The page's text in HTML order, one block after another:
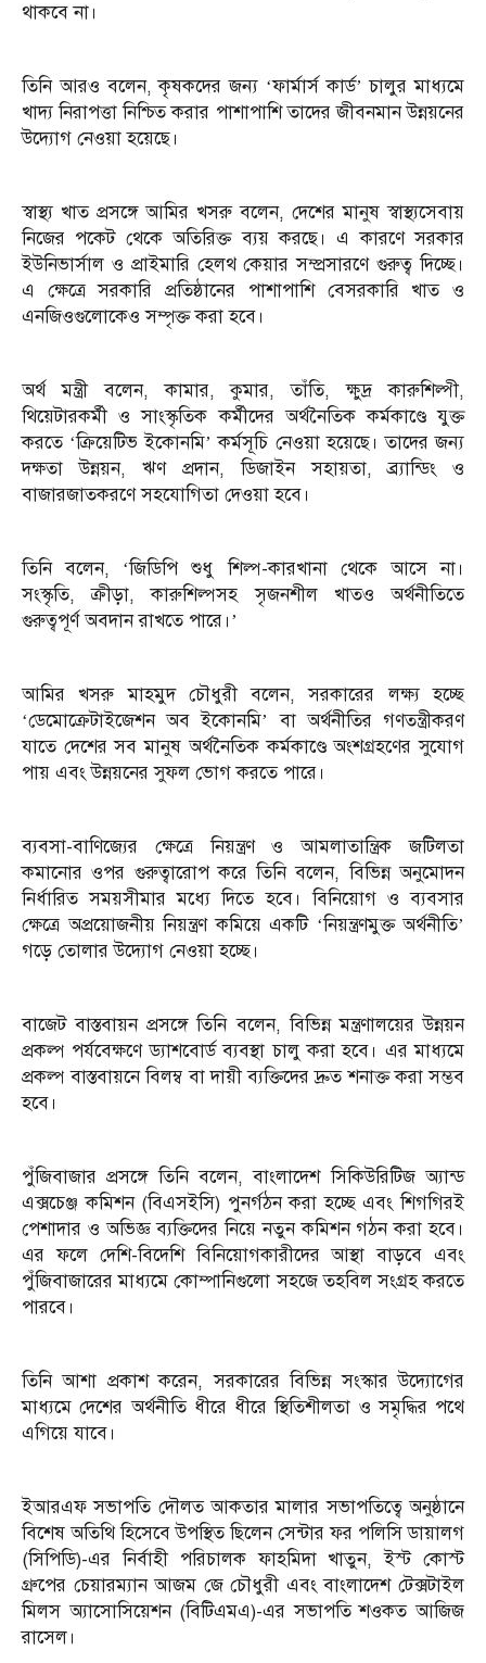
থাকবে না।
তিনি আরও বলেন, কৃষকদের জন্য ‘ফার্মার্স কার্ড’ চালুর মাধ্যমে
খাদ্য নিরাপত্তা নিশ্চিত করার পাশাপাশি তাদের জীবনমান উন্নয়নের
উদ্যোগ নেওয়া হয়েছে।
স্বাস্থ্য খাত প্রসঙ্গে আমির খসরু বলেন, দেশের মানুষ স্বাস্থ্যসেবায়
নিজের পকেট থেকে অতিরিক্ত ব্যয় করছে। এ কারণে সরকার
ইউনিভার্সাল ও প্রাইমারি হেলথ কেয়ার সম্প্রসারণে গুরুত্ব দিচ্ছে।
এ ক্ষেত্রে সরকারি প্রতিষ্ঠানের পাশাপাশি বেসরকারি খাত ও
এনজিওগুলোকেও সম্পৃক্ত করা হবে।
অর্থ মন্ত্রী বলেন, কামার, কুমার, তাঁতি, ক্ষুদ্র কারুশিল্পী,
থিয়েটারকর্মী ও সাংস্কৃতিক কর্মীদের অর্থনৈতিক কর্মকাণ্ডে যুক্ত
করতে ‘ক্রিয়েটিভ ইকোনমি’ কর্মসূচি নেওয়া হয়েছে। তাদের জন্য
দক্ষতা উন্নয়ন, ঋণ প্রদান, ডিজাইন সহায়তা, ব্র্যান্ডিং ও
বাজারজাতকরণে সহযোগিতা দেওয়া হবে।
তিনি বলেন, ‘জিডিপি শুধু শিল্প-কারখানা থেকে আসে না।
সংস্কৃতি, ক্রীড়া, কারুশিল্পসহ সৃজনশীল খাতও অর্থনীতিতে
গুরুত্বপূর্ণ অবদান রাখতে পারে।’
আমির খসরু মাহমুদ চৌধুরী বলেন, সরকারের লক্ষ্য হচ্ছে
‘ডেমোক্রেটাইজেশন অব ইকোনমি’ বা অর্থনীতির গণতন্ত্রীকরণ
যাতে দেশের সব মানুষ অর্থনৈতিক কর্মকাণ্ডে অংশগ্রহণের সুযোগ
পায় এবং উন্নয়নের সুফল ভোগ করতে পারে।
ব্যবসা-বাণিজ্যের ক্ষেত্রে নিয়ন্ত্রণ ও আমলাতান্ত্রিক জটিলতা
কমানোর ওপর গুরুত্বারোপ করে তিনি বলেন, বিভিন্ন অনুমোদন
নির্ধারিত সময়সীমার মধ্যে দিতে হবে। বিনিয়োগ ও ব্যবসার
ক্ষেত্রে অপ্রয়োজনীয় নিয়ন্ত্রণ কমিয়ে একটি ‘নিয়ন্ত্রণমুক্ত অর্থনীতি’
গড়ে তোলার উদ্যোগ নেওয়া হচ্ছে।
বাজেট বাস্তবায়ন প্রসঙ্গে তিনি বলেন, বিভিন্ন মন্ত্রণালয়ের উন্নয়ন
প্রকল্প পর্যবেক্ষণে ড্যাশবোর্ড ব্যবস্থা চালু করা হবে। এর মাধ্যমে
প্রকল্প বাস্তবায়নে বিলম্ব বা দায়ী ব্যক্তিদের দ্রুত শনাক্ত করা সম্ভব
হবে।
পুঁজিবাজার প্রসঙ্গে তিনি বলেন, বাংলাদেশ সিকিউরিটিজ অ্যান্ড
এক্সচেঞ্জ কমিশন (বিএসইসি) পুনর্গঠন করা হচ্ছে এবং শিগগিরই
পেশাদার ও অভিজ্ঞ ব্যক্তিদের নিয়ে নতুন কমিশন গঠন করা হবে।
এর ফলে দেশি-বিদেশি বিনিয়োগকারীদের আস্থা বাড়বে এবং
পুঁজিবাজারের মাধ্যমে কোম্পানিগুলো সহজে তহবিল সংগ্রহ করতে
পারবে।
তিনি আশা প্রকাশ করেন, সরকারের বিভিন্ন সংস্কার উদ্যোগের
মাধ্যমে দেশের অর্থনীতি ধীরে ধীরে স্থিতিশীলতা ও সমৃদ্ধির পথে
এগিয়ে যাবে।
ইআরএফ সভাপতি দৌলত আকতার মালার সভাপতিত্বে অনুষ্ঠানে
বিশেষ অতিথি হিসেবে উপস্থিত ছিলেন সেন্টার ফর পলিসি ডায়ালগ
(সিপিডি)-এর নির্বাহী পরিচালক ফাহমিদা খাতুন, ইস্ট কোস্ট
গ্রুপের চেয়ারম্যান আজম জে চৌধুরী এবং বাংলাদেশ টেক্সটাইল
মিলস অ্যাসোসিয়েশন (বিটিএমএ)-এর সভাপতি শওকত আজিজ
রাসেল।